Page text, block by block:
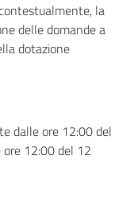
la
delle domande a
dotazione
dalle ore 12:00 del
12:00 del 12